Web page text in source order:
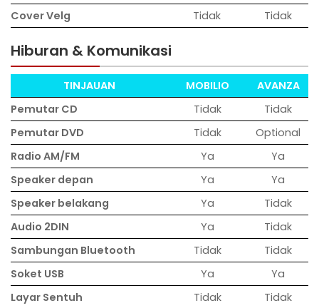
Cover Velg
Tidak Tidak
Hiburan & Komunikasi
TINJAUAN MOBILIO
AVANZA
Pemutar CD
Tidak
Tidak
Pemutar DVD
Tidak
Optional
Radio AM/FM
Ya
Ya
Speaker depan
Ya
Ya
Speaker belakang
Ya
Tidak
Audio 2DIN
Ya
Tidak
Sambungan Bluetooth
Tidak
Tidak
Soket USB
Ya
Ya
Layar Sentuh
Tidak Tidak